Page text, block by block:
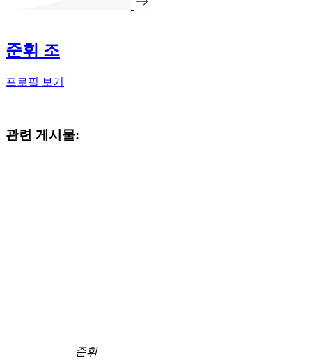
준휘 조
프로필 보기
관련 게시물:
준휘